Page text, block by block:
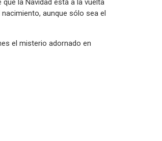
la Navidad está a la vuelta
aunque sólo sea el
el misterio adornado en